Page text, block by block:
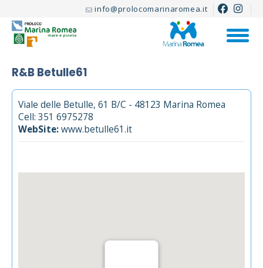
info@prolocomarinaromea.it
R&B Betulle61
Viale delle Betulle, 61 B/C - 48123 Marina Romea
Cell: 351 6975278
WebSite:www.betulle61.it